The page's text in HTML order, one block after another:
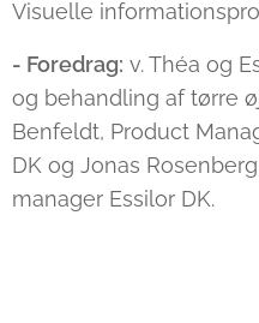
Visuelle
- Foredrag: v. Théa og
og behandling af tørre
Benfeldt, Product
DK og Jonas
manager Essilor DK.